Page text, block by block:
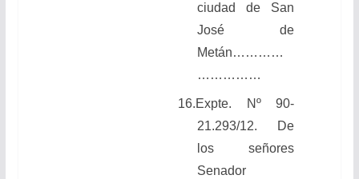
ciudad de San
José de
Metán…………
……………
16.Expte. Nº 90-
21.293/12. De
los señores
Senador